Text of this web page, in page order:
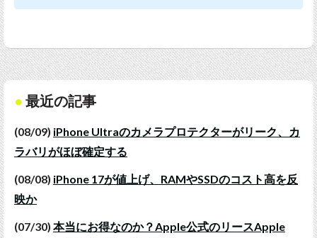
最近の記事
(08/09) iPhone Ultraのカメラプロテクターがリーク、カ
ラバリがほぼ確定する
(08/08) iPhone 17が値上げ、RAMやSSDのコスト高を反
映か
(07/30) 本当にお得なのか？Apple公式のリースApple